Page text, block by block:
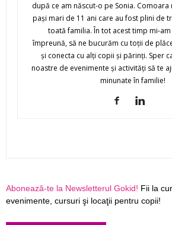
după ce am născut-o pe Sonia.
paşi mari de 11 ani care au fost plini de
toată familia. În tot acest timp mi-
împreună, să ne bucurăm cu toţii de
şi conecta cu alţi copii şi părinţi. Sper
noastre de evenimente şi activităţi să te
minunate în familie!
Abonează-te la Newsletterul Gokid! Fii la
evenimente, cursuri şi locaţii pentru copii!